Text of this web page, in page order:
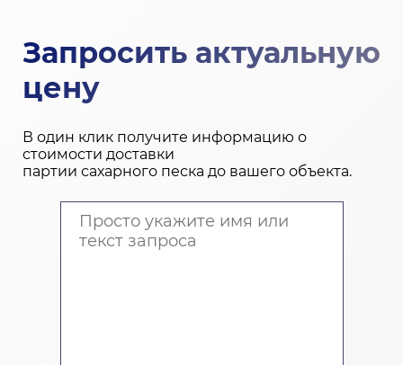
Запросить актуальную
цену
В один клик получите информацию о
стоимости доставки
партии сахарного песка до вашего объекта.